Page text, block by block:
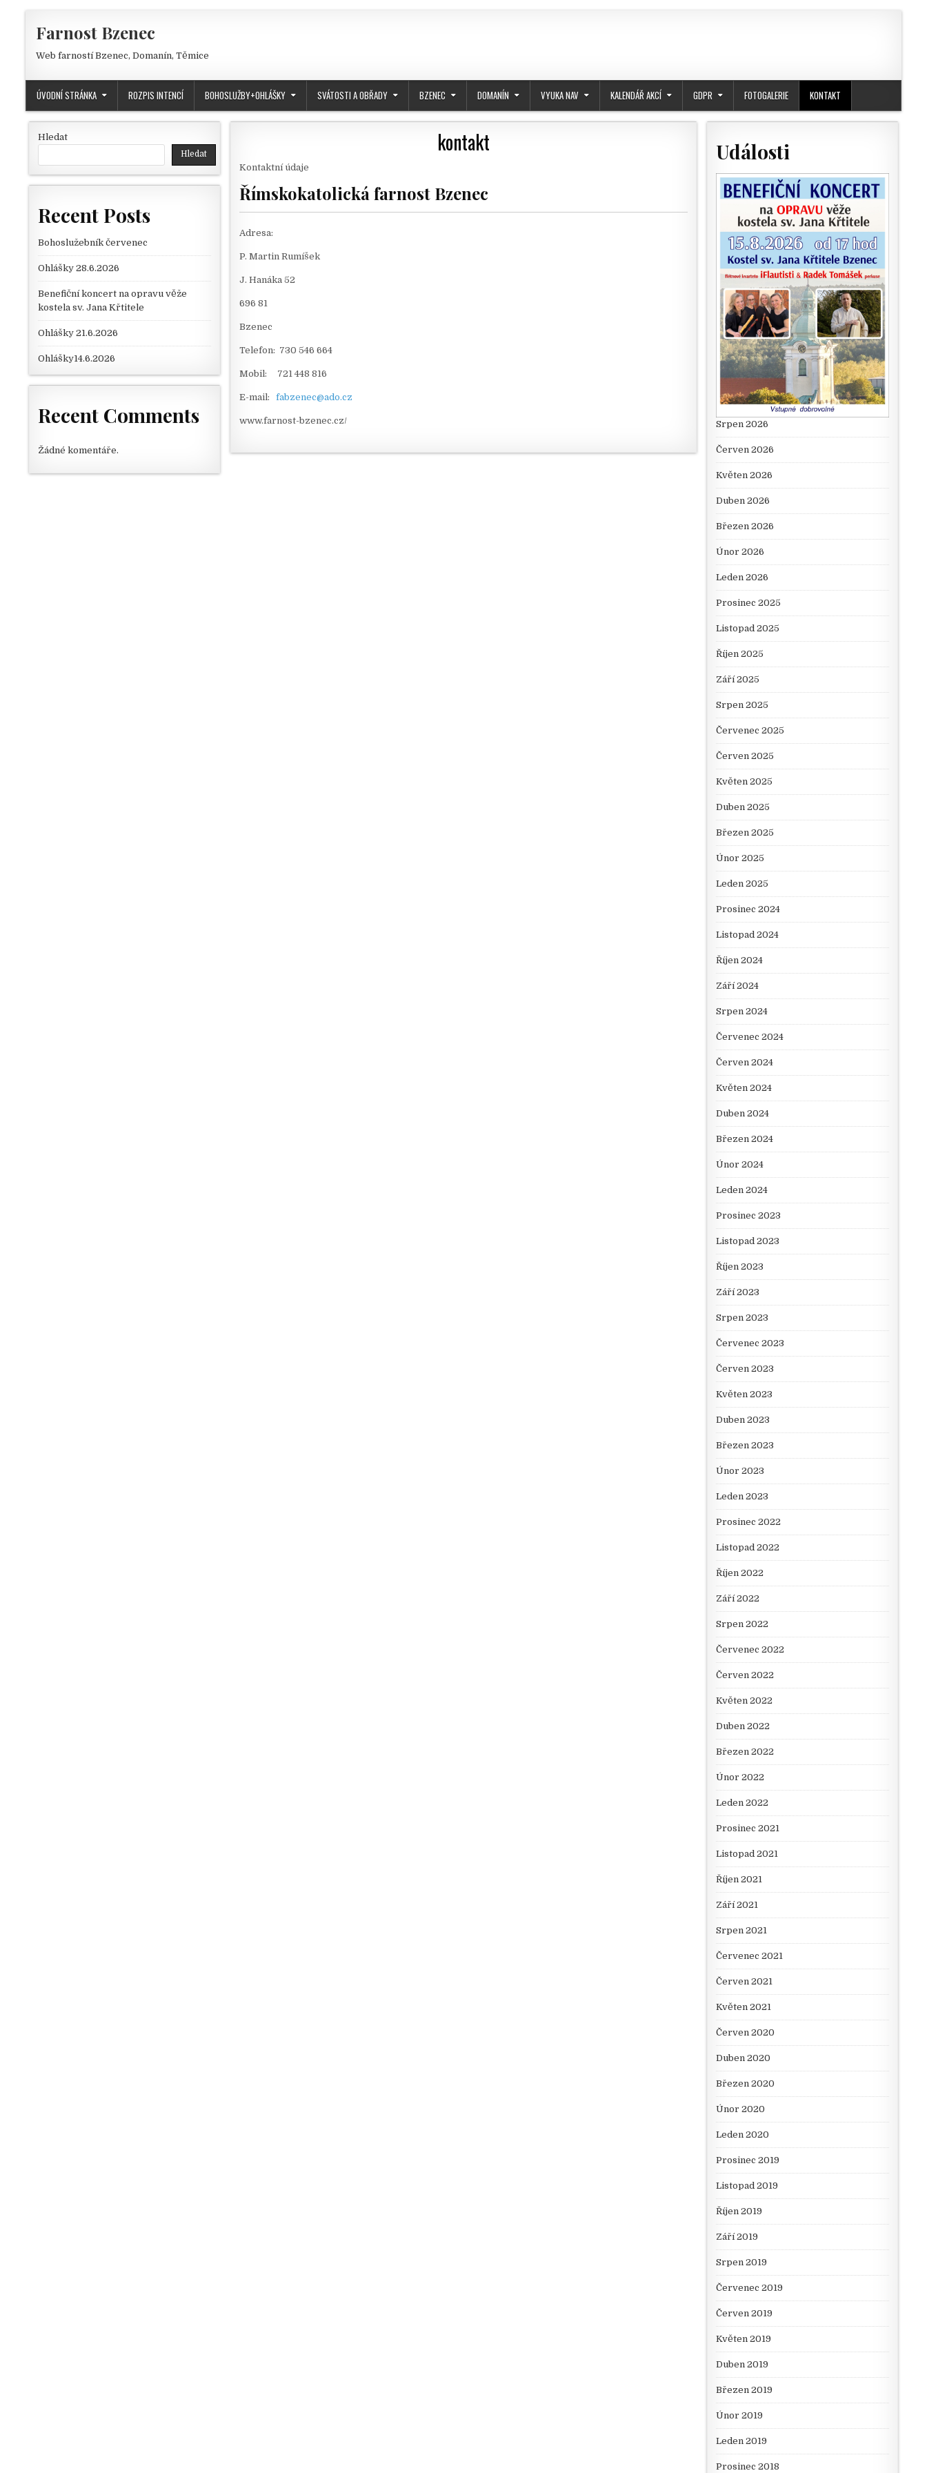
Farnost Bzenec
Web farností Bzenec, Domanín, Těmice
ÚVODNÍ STRÁNKA ROZPIS INTENCÍ BOHOSLUŽBY+OHLÁŠKY SVÁTOSTI A OBŘADY BZENEC DOMANÍN VYUKA NAV KALENDÁŘ AKCÍ GDPR FOTOGALERIE KONTAKT
kontakt
Kontaktní údaje
Římskokatolická farnost Bzenec
Adresa:
P. Martin Rumíšek
J. Hanáka 52
696 81
Bzenec
Telefon: 730 546 664
Mobil: 721 448 816
E-mail:fabzenec@ado.cz
www.farnost-bzenec.cz/
Hledat
Hledat
Recent Posts
Bohoslužebník červenec
Ohlášky 28.6.2026
Benefiční koncert na opravu věže
kostela sv. Jana Křtitele
Ohlášky 21.6.2026
Ohlášky14.6.2026
Recent Comments
Žádné komentáře.
Události
Srpen 2026
Červen 2026
Květen 2026
Duben 2026
Březen 2026
Únor 2026
Leden 2026
Prosinec 2025
Listopad 2025
Říjen 2025
Září 2025
Srpen 2025
Červenec 2025
Červen 2025
Květen 2025
Duben 2025
Březen 2025
Únor 2025
Leden 2025
Prosinec 2024
Listopad 2024
Říjen 2024
Září 2024
Srpen 2024
Červenec 2024
Červen 2024
Květen 2024
Duben 2024
Březen 2024
Únor 2024
Leden 2024
Prosinec 2023
Listopad 2023
Říjen 2023
Září 2023
Srpen 2023
Červenec 2023
Červen 2023
Květen 2023
Duben 2023
Březen 2023
Únor 2023
Leden 2023
Prosinec 2022
Listopad 2022
Říjen 2022
Září 2022
Srpen 2022
Červenec 2022
Červen 2022
Květen 2022
Duben 2022
Březen 2022
Únor 2022
Leden 2022
Prosinec 2021
Listopad 2021
Říjen 2021
Září 2021
Srpen 2021
Červenec 2021
Červen 2021
Květen 2021
Červen 2020
Duben 2020
Březen 2020
Únor 2020
Leden 2020
Prosinec 2019
Listopad 2019
Říjen 2019
Září 2019
Srpen 2019
Červenec 2019
Červen 2019
Květen 2019
Duben 2019
Březen 2019
Únor 2019
Leden 2019
Prosinec 2018